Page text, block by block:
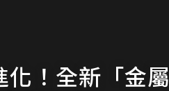
化！全新「金屬